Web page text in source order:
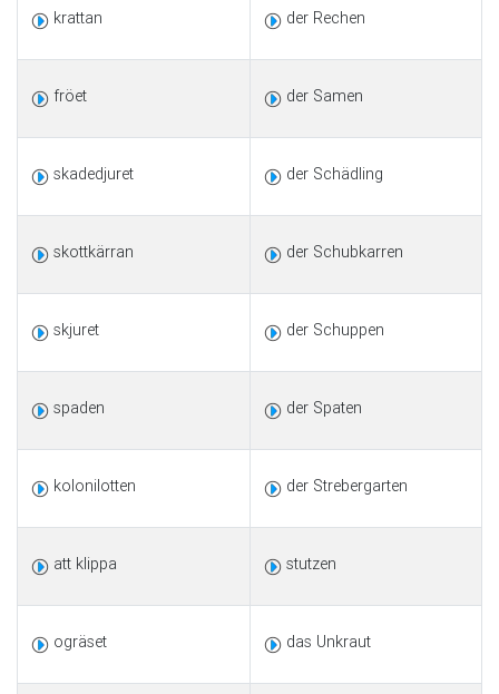
krattan der Rechen
fröet der Samen
skadedjuret der Schädling
skottkärran der Schubkarren
skjuret der Schuppen
spaden der Spaten
kolonilotten der Strebergarten
att klippa stutzen
ogräset das Unkraut